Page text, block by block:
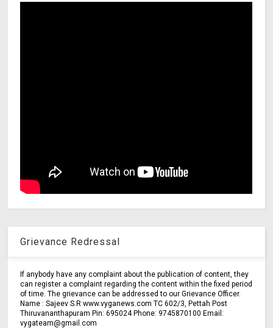
Grievance Redressal
If anybody have any complaint about the publication of content, they
can register a complaint regarding the content within the fixed period
of time. The grievance can be addressed to our Grievance Officer.
Name : Sajeev S.R www.vyganews.com TC 602/3, Pettah Post
Thiruvananthapuram Pin: 695024 Phone: 9745870100 Email:
vygateam@gmail.com